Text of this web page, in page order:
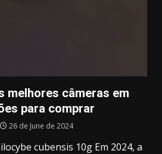
melhores câmeras em
para comprar
26 de June de 2024
cubensis 10g Em 2024, a